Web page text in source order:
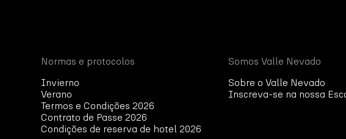
Normas e protocolos
Invierno
Verano
Termos e Condições 2026
Contrato de Passe 2026
Condições de reserva de hotel 2026
Somos Valle Nevado
Sobre o Valle Nevado
Inscreva-se na nossa